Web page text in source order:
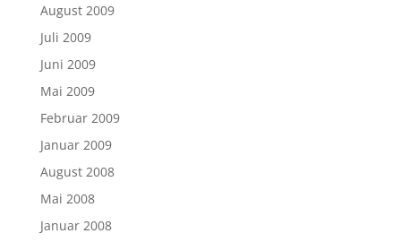
August 2009
Juli 2009
Juni 2009
Mai 2009
Februar 2009
Januar 2009
August 2008
Mai 2008
Januar 2008